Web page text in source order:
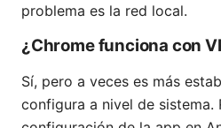
problema es la red local.
¿Chrome funciona con
Sí, pero a veces es más
configura a nivel de sistema.